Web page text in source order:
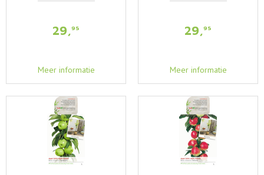
29,95
Meer informatie
29,95
Meer informatie